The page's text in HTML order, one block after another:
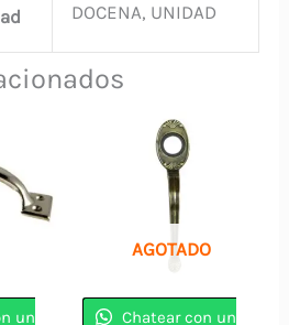
DOCENA, UNIDAD
un
AGOTADO
Chatear con un